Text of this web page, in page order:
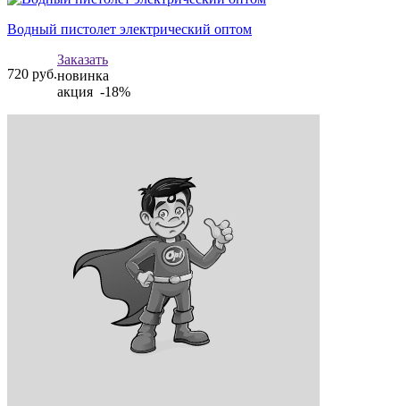
Водный пистолет электрический оптом
720 руб.
Заказать
новинка
акция -18%